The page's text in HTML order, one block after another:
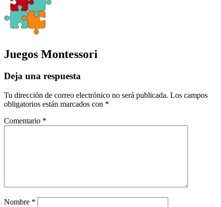
Juegos Montessori
Deja una respuesta
Tu dirección de correo electrónico no será publicada. Los campos
obligatorios están marcados con *
Comentario *
Nombre *